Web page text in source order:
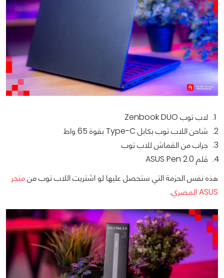
لاب توب Zenbook DUO
شاحن اللاب توب بكابل Type-C بقوة 65 واط
جراب من القماش للاب توب
قلم ASUS Pen 2.0
هذه نفس الحزمة التي ستحصل عليها لو اشتريت اللاب توب منمتجر
ASUS المصري
.